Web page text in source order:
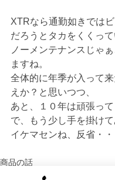
XTRなら通勤如きでは
だろうとタカをくくっ
ノーメンテナンスじゃ
ますね。
全体的に年季が入って
えか？と思いつつ、
あと、１０年は頑張っ
で、もう少し手を掛け
イケマセンね、反省・・
商品の話